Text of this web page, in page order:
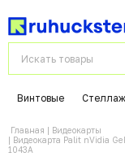
Винтовые
Главная
Видеокарты
Видеокарта Palit nVidia
1043A